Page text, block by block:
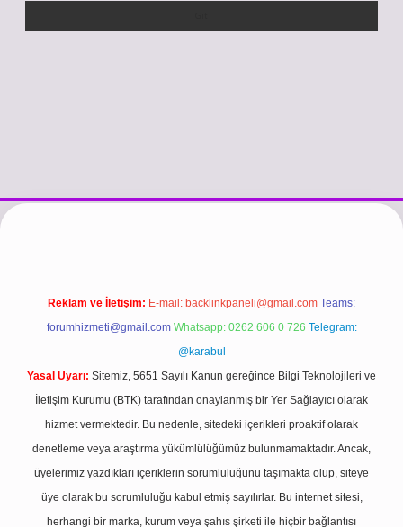
https://www.betexper.xyz/betci.cobetci girişhiltonbet güncel
Reklam ve İletişim: E-mail: backlinkpaneli@gmail.com Teams:
forumhizmeti@gmail.com Whatsapp: 0262 606 0 726 Telegram:
@karabul
Yasal Uyarı: Sitemiz, 5651 Sayılı Kanun gereğince Bilgi Teknolojileri ve
İletişim Kurumu (BTK) tarafından onaylanmış bir Yer Sağlayıcı olarak
hizmet vermektedir. Bu nedenle, sitedeki içerikleri proaktif olarak
denetleme veya araştırma yükümlülüğümüz bulunmamaktadır. Ancak,
üyelerimiz yazdıkları içeriklerin sorumluluğunu taşımakta olup, siteye
üye olarak bu sorumluluğu kabul etmiş sayılırlar. Bu internet sitesi,
herhangi bir marka, kurum veya şahıs şirketi ile hiçbir bağlantısı